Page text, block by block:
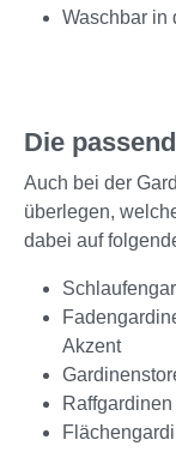
Waschbar in
Die
Auch bei der
überlegen,
dabei auf
Akzent
Raffgardinen